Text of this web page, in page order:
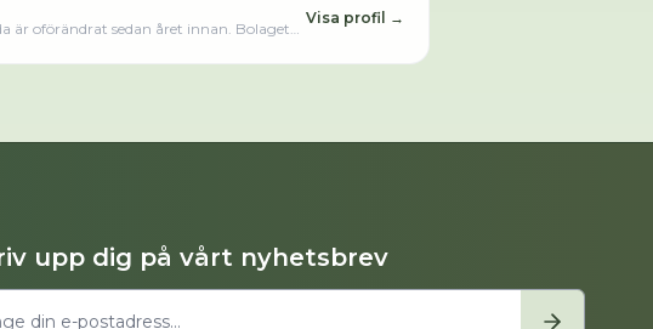
är oförändrat sedan året innan. Bolaget
Visa profil →
upp dig på vårt nyhetsbrev